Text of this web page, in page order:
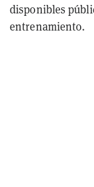
disponibles
entrenamiento.